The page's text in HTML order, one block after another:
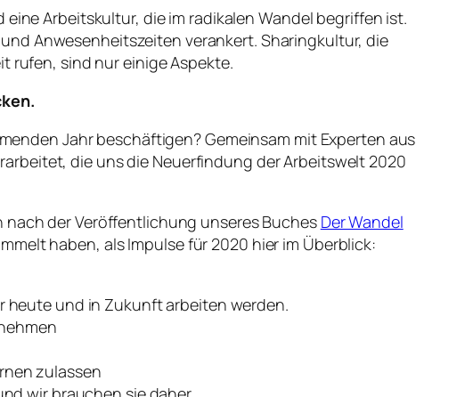
Arbeitskultur, die im radikalen Wandel begriffen ist.
Anwesenheitszeiten verankert. Sharingkultur, die
rufen, sind nur einige Aspekte.
Jahr beschäftigen? Gemeinsam mit Experten aus
die uns die Neuerfindung der Arbeitswelt 2020
der Veröffentlichung unseres Buches Der Wandel
haben, als Impulse für 2020 hier im Überblick:
heute und in Zukunft arbeiten werden.
zulassen